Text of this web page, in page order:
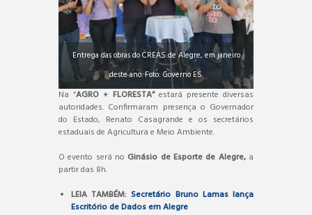
Entrega das obras do CREAS de Alegre, em janeiro
deste ano. Foto: Governo ES.
Na “AGRO + FLORESTA”estará presente diversas
autoridades. Confirmaram presença o Governador
do Estado, Renato Casagrande e os secretários
estaduais de Agricultura e Meio Ambiente.
O evento será noGinásio de Esporte de Alegre,a
partir das 8h.
LEIA TAMBÉM:Secretário Bruno Lamas lança
Escritório de Dados em Alegre